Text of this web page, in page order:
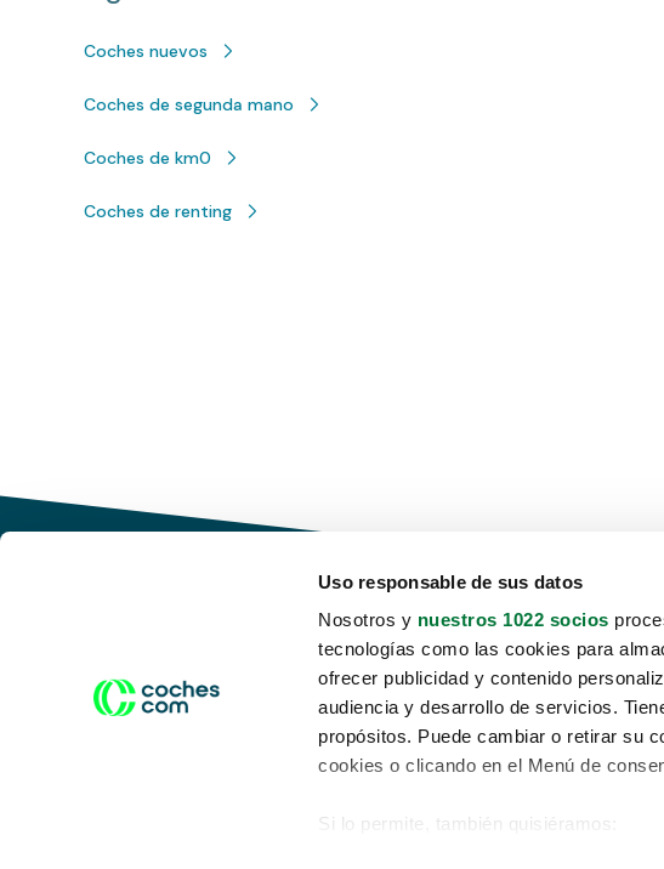
Uso responsable de sus datos
Nosotros y nuestros 1022 socios
tecnologías como las cookies para
ofrecer publicidad y contenido
audiencia y desarrollo de servicios.
propósitos. Puede cambiar o retirar su
cookies o clicando en el Menú de
Si lo permite, también quisiéramos:
Coches nuevos
Coches de segunda mano
Coches de km0
Coches de renting
Conduce tu futuro,
desata tu movilidad